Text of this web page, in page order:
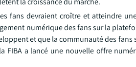
fans devraient croître et atteindre
numérique des fans sur la
et que la communauté des
FIBA a lancé une nouvelle offre